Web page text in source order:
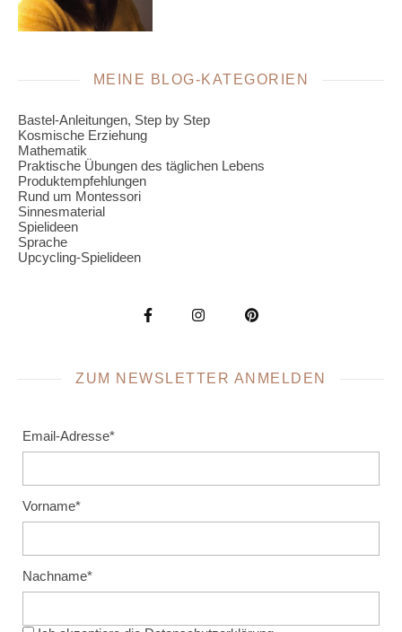
MEINE BLOG-KATEGORIEN
Bastel-Anleitungen, Step by Step
Kosmische Erziehung
Mathematik
Praktische Übungen des täglichen Lebens
Produktempfehlungen
Rund um Montessori
Sinnesmaterial
Spielideen
Sprache
Upcycling-Spielideen
ZUM NEWSLETTER ANMELDEN
Email-Adresse*
Vorname*
Nachname*